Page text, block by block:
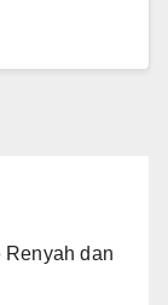
dan